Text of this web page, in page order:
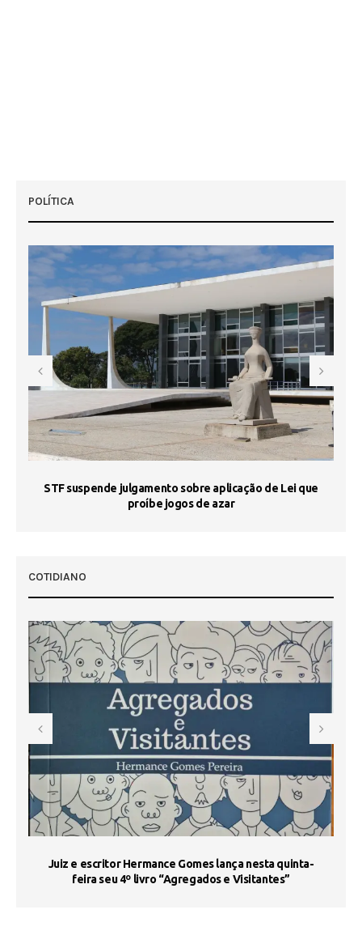
POLÍTICA
STF suspende julgamento sobre aplicação de Lei que
proíbe jogos de azar
COTIDIANO
Juiz e escritor Hermance Gomes lança nesta quinta-
feira seu 4º livro “Agregados e Visitantes”